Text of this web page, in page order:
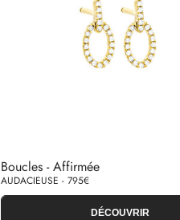
Boucles - Affirmée
AUDACIEUSE - 795€
DÉCOUVRIR